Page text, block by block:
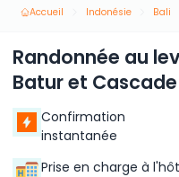
Accueil Indonésie Bali
Randonnée au
Batur et
Confirmation
instantanée
Prise en charge à